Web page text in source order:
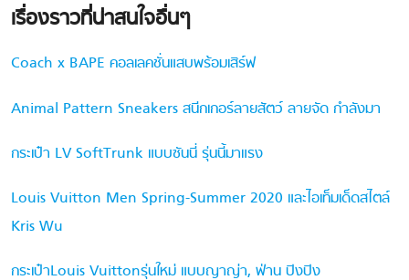
เรื่องราวที่น่าสนใจอื่นๆ
Coach x BAPE คอลเลคชั่นแสบพร้อมเสิร์ฟ
Animal Pattern Sneakers สนีกเกอร์ลายสัตว์ ลายจัด กำลังมา
กระเป๋า LV SoftTrunk แบบซันนี่ รุ่นนี้มาแรง
Louis Vuitton Men Spring-Summer 2020 และไอเท็มเด็ดสไตล์
Kris Wu
กระเป๋าLouis Vuittonรุ่นใหม่ แบบญาญ่า, ฟ่าน ปิงปิง